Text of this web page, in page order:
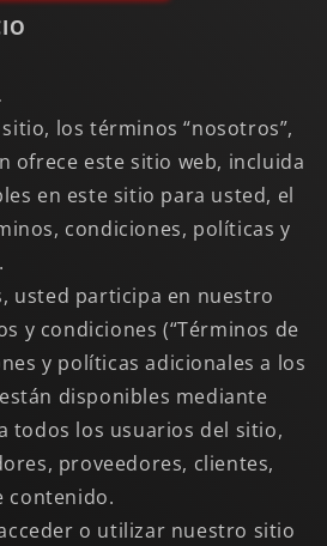
los términos “nosotros”,
ofrece este sitio web, incluida
en este sitio para usted, el
condiciones, políticas y
usted participa en nuestro
y condiciones (“Términos de
y políticas adicionales a los
disponibles mediante
todos los usuarios del sitio,
proveedores, clientes,
contenido.
o utilizar nuestro sitio